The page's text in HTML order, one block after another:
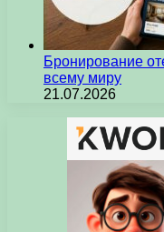
Бронирование
всему миру
21.07.2026